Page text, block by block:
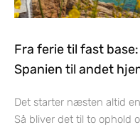
Fra ferie til fast
Spanien til andet
Det starter næsten altid
Så bliver det til to ophold